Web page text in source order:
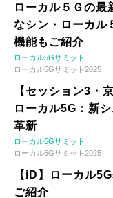
ローカル５Ｇの
なシン・ローカル
機能もご紹介
ローカル5Gサミット
ローカル5Gサミット2025
【セッション3・
ローカル5G：新
革新
ローカル5Gサミット
ローカル5Gサミット2025
【iD】ローカル
ご紹介